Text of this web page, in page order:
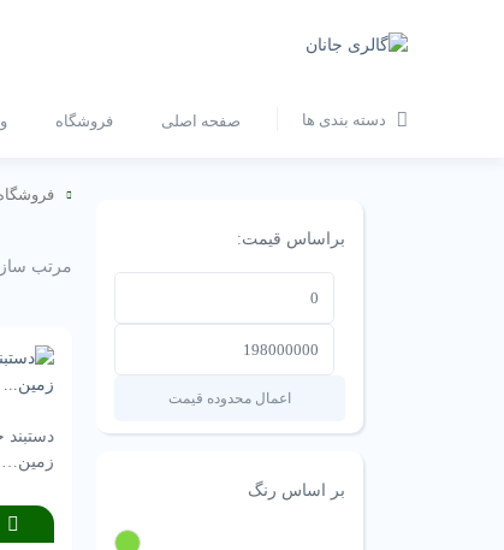
دسته بندی ها صفحه اصلی فروشگاه
براساس قیمت:
اعمال محدوده قیمت
بر اساس رنگ
مرتب
زمین…